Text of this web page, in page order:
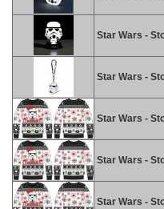
Star Wars -
Star Wars -
Star Wars -
Star Wars -
Star Wars -